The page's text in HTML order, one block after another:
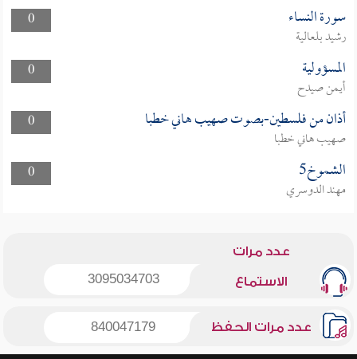
0
سورة النساء
رشيد بلعالية
0
المسؤولية
أيمن صيدح
0
أذان من فلسطين-بصوت صهيب هاني خطبا
صهيب هاني خطبا
0
الشموخ5
مهند الدوسري
عدد مرات
الاستماع 3095034703
عدد مرات الحفظ 840047179